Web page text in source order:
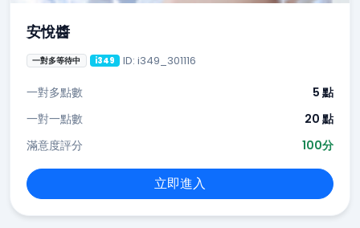
安悅醬
一對多等待中 i349 ID: i349_301116
一對多點數
5 點
一對一點數
20 點
滿意度評分
100分
立即進入